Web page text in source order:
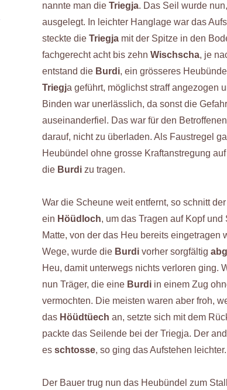
nannte man die Triegja. Das Seil wurde
ausgelegt. In leichter Hanglage war das
steckte die Triegja mit der Spitze in den
fachgerecht acht bis zehn Wischscha, je
entstand die Burdi, ein grösseres
Triegja geführt, möglichst straff angezogen
Binden war unerlässlich, da sonst die
auseinanderfiel. Das war für den
darauf, nicht zu überladen. Als Faustregel
Heubündel ohne grosse Kraftanstregung
die Burdi zu tragen.
War die Scheune weit entfernt, so schnitt
ein Höüdloch, um das Tragen auf Kopf
Matte, von der das Heu bereits eingetragen
Wege, wurde die Burdi vorher sorgfältig
Heu, damit unterwegs nichts verloren ging.
nun Träger, die eine Burdi in einem Zug
vermochten. Die meisten waren aber froh,
das Höüdtüech an, setzte sich mit dem
packte das Seilende bei der Triegja. Der
es schtosse, so ging das Aufstehen leichter.
Der Bauer trug nun das Heubündel zum